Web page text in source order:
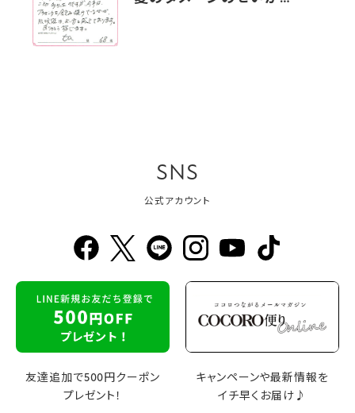
SNS
公式アカウント
友達追加で500円クーポン
プレゼント！
キャンペーンや最新情報を
イチ早くお届け♪